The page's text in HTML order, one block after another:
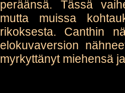
peräänsä. Tässä
mutta muissa
rikoksesta. Canthin
elokuvaversion
myrkyttänyt miehensä